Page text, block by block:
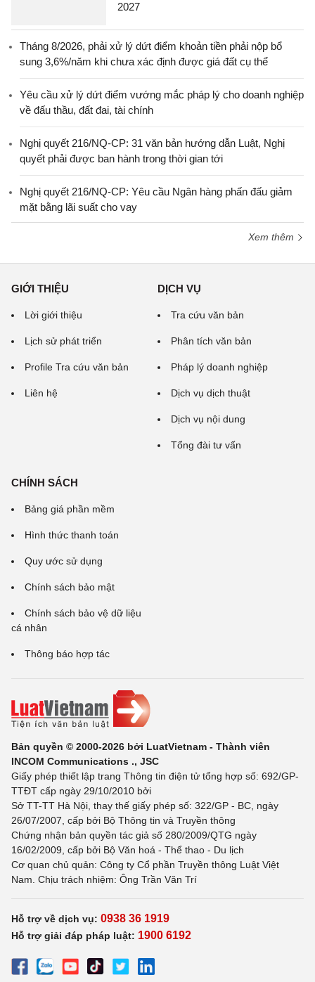
2027
Tháng 8/2026, phải xử lý dứt điểm khoản tiền phải nộp bổ
sung 3,6%/năm khi chưa xác định được giá đất cụ thể
Yêu cầu xử lý dứt điểm vướng mắc pháp lý cho doanh nghiệp
về đấu thầu, đất đai, tài chính
Nghị quyết 216/NQ-CP: 31 văn bản hướng dẫn Luật, Nghị
quyết phải được ban hành trong thời gian tới
Nghị quyết 216/NQ-CP: Yêu cầu Ngân hàng phấn đấu giảm
mặt bằng lãi suất cho vay
Xem thêm
GIỚI THIỆU
Lời giới thiệu
Lịch sử phát triển
Profile Tra cứu văn bản
Liên hệ
DỊCH VỤ
Tra cứu văn bản
Phân tích văn bản
Pháp lý doanh nghiệp
Dịch vụ dịch thuật
Dịch vụ nội dung
Tổng đài tư vấn
CHÍNH SÁCH
Bảng giá phần mềm
Hình thức thanh toán
Quy ước sử dụng
Chính sách bảo mật
Chính sách bảo vệ dữ liệu
cá nhân
Thông báo hợp tác
Bản quyền © 2000-2026 bởi LuatVietnam - Thành viên
INCOM Communications ., JSC
Giấy phép thiết lập trang Thông tin điện tử tổng hợp số: 692/GP-
TTĐT cấp ngày 29/10/2010 bởi
Sở TT-TT Hà Nội, thay thế giấy phép số: 322/GP - BC, ngày
26/07/2007, cấp bởi Bộ Thông tin và Truyền thông
Chứng nhận bản quyền tác giả số 280/2009/QTG ngày
16/02/2009, cấp bởi Bộ Văn hoá - Thể thao - Du lịch
Cơ quan chủ quản: Công ty Cổ phần Truyền thông Luật Việt
Nam. Chịu trách nhiệm: Ông Trần Văn Trí
Hỗ trợ về dịch vụ: 0938 36 1919
Hỗ trợ giải đáp pháp luật: 1900 6192